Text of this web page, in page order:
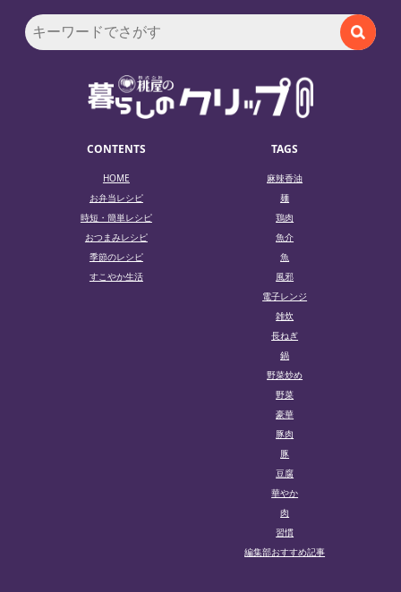
CONTENTS
HOME
お弁当レシピ
時短・簡単レシピ
おつまみレシピ
季節のレシピ
すこやか生活
TAGS
麻辣香油
麺
鶏肉
魚介
魚
風邪
電子レンジ
雑炊
長ねぎ
鍋
野菜炒め
野菜
豪華
豚肉
豚
豆腐
華やか
肉
習慣
編集部おすすめ記事